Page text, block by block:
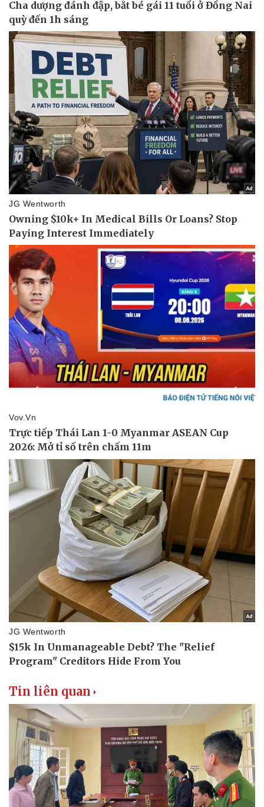
Doanh nghiệp
Thông tin doanh nghiệp
Doanh nghiệp 24h
Doanh nhân
Vì cộng đồng
Công nghệ
Sành điệu
Tin Công nghệ
Trải nghiệm
Chuyển đổi số
Dinh dưỡng - món ngon
Cây thuốc
Sản phụ khoa
Nhi khoa
Nam khoa
Làm đẹp - giảm cân
Phòng mạch online
Ăn sạch sống khỏe
Blog
Tình yêu - Gia đình
Tin liên quan